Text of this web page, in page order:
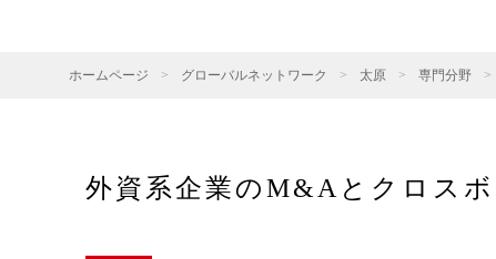
ホームページ > グローバルネットワーク > 太原 > 専門分野 >
外資系企業のM&Aとクロス